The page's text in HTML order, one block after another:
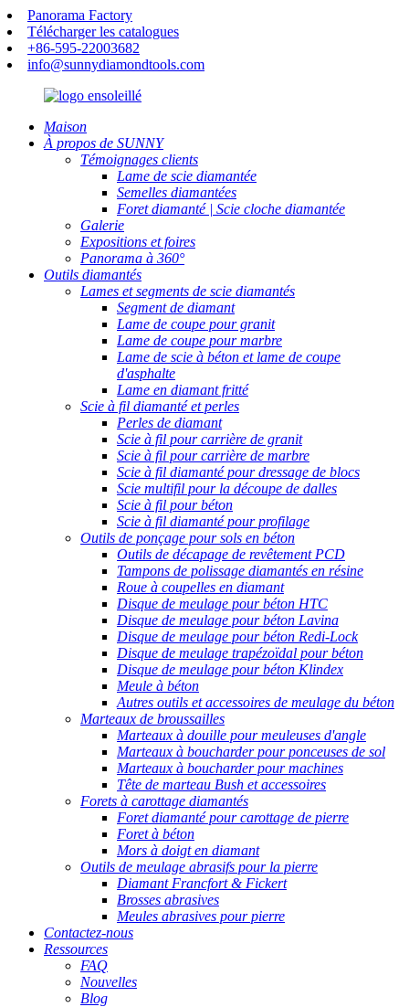
Panorama Factory
Télécharger les catalogues
+86-595-22003682
info@sunnydiamondtools.com
Maison
À propos de SUNNY
Témoignages clients
Lame de scie diamantée
Semelles diamantées
Foret diamanté | Scie cloche diamantée
Galerie
Expositions et foires
Panorama à 360°
Outils diamantés
Lames et segments de scie diamantés
Segment de diamant
Lame de coupe pour granit
Lame de coupe pour marbre
Lame de scie à béton et lame de coupe
d'asphalte
Lame en diamant fritté
Scie à fil diamanté et perles
Perles de diamant
Scie à fil pour carrière de granit
Scie à fil pour carrière de marbre
Scie à fil diamanté pour dressage de blocs
Scie multifil pour la découpe de dalles
Scie à fil pour béton
Scie à fil diamanté pour profilage
Outils de ponçage pour sols en béton
Outils de décapage de revêtement PCD
Tampons de polissage diamantés en résine
Roue à coupelles en diamant
Disque de meulage pour béton HTC
Disque de meulage pour béton Lavina
Disque de meulage pour béton Redi-Lock
Disque de meulage trapézoïdal pour béton
Disque de meulage pour béton Klindex
Meule à béton
Autres outils et accessoires de meulage du béton
Marteaux de broussailles
Marteaux à douille pour meuleuses d'angle
Marteaux à boucharder pour ponceuses de sol
Marteaux à boucharder pour machines
Tête de marteau Bush et accessoires
Forets à carottage diamantés
Foret diamanté pour carottage de pierre
Foret à béton
Mors à doigt en diamant
Outils de meulage abrasifs pour la pierre
Diamant Francfort & Fickert
Brosses abrasives
Meules abrasives pour pierre
Contactez-nous
Ressources
FAQ
Nouvelles
Blog